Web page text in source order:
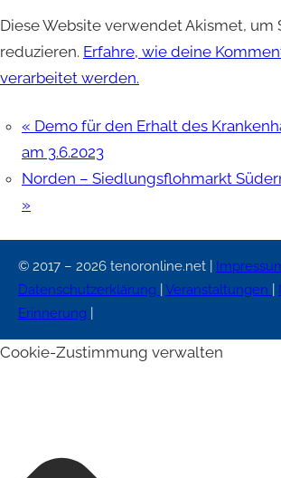
Diese Website verwendet Akismet, um
reduzieren. Erfahre, wie deine
verarbeitet werden.
« Demo für den Erhalt des
am 3.6.2023
Norden – Siedlungsflohmarkt
»
© 2017 – 2026 tenoronline.net |
Datenschutzerklärung
Veranstaltungen
Erinnerung
Cookie-Zustimmung verwalten